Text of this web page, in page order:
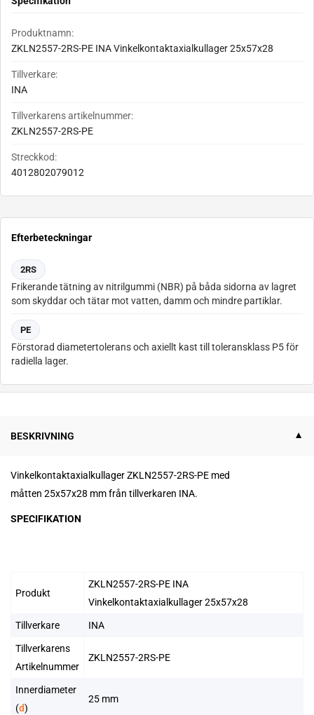
Produktnamn:
ZKLN2557-2RS-PE INA Vinkelkontaktaxialkullager 25x57x28
Tillverkare:
INA
Tillverkarens artikelnummer:
ZKLN2557-2RS-PE
Streckkod:
4012802079012
Efterbeteckningar
2RS
Frikerande tätning av nitrilgummi (NBR) på båda sidorna av lagret
som skyddar och tätar mot vatten, damm och mindre partiklar.
PE
Förstorad diametertolerans och axiellt kast till toleransklass P5 för
radiella lager.
BESKRIVNING
Vinkelkontaktaxialkullager ZKLN2557-2RS-PE med
måtten 25x57x28 mm från tillverkaren INA.
SPECIFIKATION
Produkt
ZKLN2557-2RS-PE INA
Vinkelkontaktaxialkullager 25x57x28
Tillverkare INA
Tillverkarens
Artikelnummer
ZKLN2557-2RS-PE
Innerdiameter
(d)
25 mm